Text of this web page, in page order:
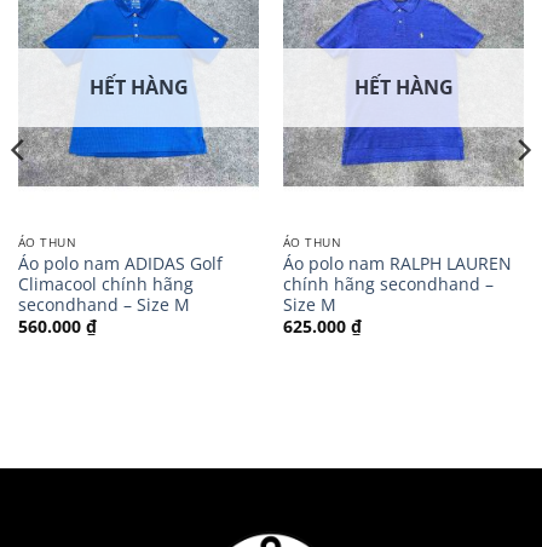
HẾT HÀNG
ÁO THUN
Áo polo nam ADIDAS Golf
Climacool chính hãng
secondhand – Size M
560.000 ₫
HẾT HÀNG
ÁO THUN
Áo polo nam RALPH LAUREN
chính hãng secondhand –
Size M
625.000 ₫